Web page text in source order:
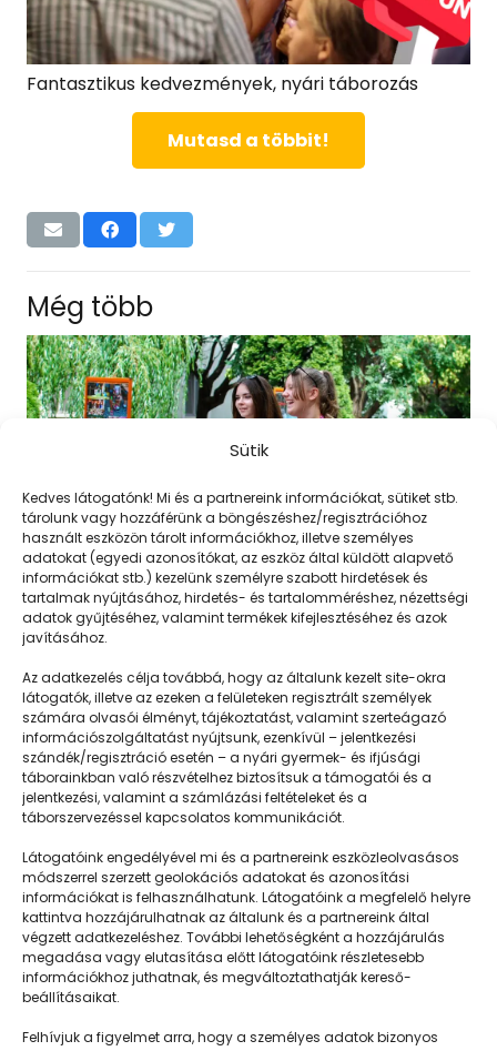
Sütik
Kedves látogatónk! Mi és a partnereink információkat, sütiket stb.
tárolunk vagy hozzáférünk a böngészéshez/regisztrációhoz
használt eszközön tárolt információkhoz, illetve személyes
adatokat (egyedi azonosítókat, az eszköz által küldött alapvető
információkat stb.) kezelünk személyre szabott hirdetések és
tartalmak nyújtásához, hirdetés- és tartalomméréshez, nézettségi
adatok gyűjtéséhez, valamint termékek kifejlesztéséhez és azok
javításához.
Az adatkezelés célja továbbá, hogy az általunk kezelt site-okra
látogatók, illetve az ezeken a felületeken regisztrált személyek
számára olvasói élményt, tájékoztatást, valamint szerteágazó
információszolgáltatást nyújtsunk, ezenkívül – jelentkezési
szándék/regisztráció esetén – a nyári gyermek- és ifjúsági
táborainkban való részvételhez biztosítsuk a támogatói és a
jelentkezési, valamint a számlázási feltételeket és a
táborszervezéssel kapcsolatos kommunikációt.
Látogatóink engedélyével mi és a partnereink eszközleolvasásos
módszerrel szerzett geolokációs adatokat és azonosítási
információkat is felhasználhatunk. Látogatóink a megfelelő helyre
kattintva hozzájárulhatnak az általunk és a partnereink által
végzett adatkezeléshez. További lehetőségként a hozzájárulás
megadása vagy elutasítása előtt látogatóink részletesebb
információkhoz juthatnak, és megváltoztathatják kereső-
beállításaikat.
Felhívjuk a figyelmet arra, hogy a személyes adatok bizonyos
Fantasztikus kedvezmények, nyári táborozás
Mutasd a többit!
Még több
Beszélgessetek, fejlődjön az agy!
Napközisgyerektábor.hu